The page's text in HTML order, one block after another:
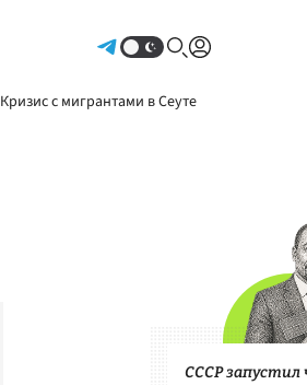
Кризис с мигрантами в Сеуте
СССР запустил